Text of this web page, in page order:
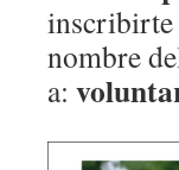
inscribirte
nombre
a: